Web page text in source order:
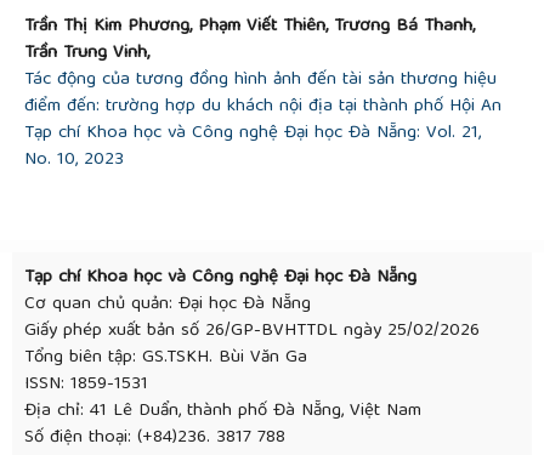
congruity and virtual interactivity on online celebrity
brand equity and fans’ purchase intention”,
of Product and Brand Management, vol. 29, no. 6,
pp. 783-801, 2020.
[18]Xiong, V. Cho, K. M. Law, and L. Lam, “A study
of KOL effectiveness on brand image of skincare
Self-Media Era-Taking Tik Tok as an Example”,
International Workshop and Advance in Social
Scienses (IWASS 2019),2019, pp. 1557-1560.
[20]Abidin, “Mapping internet celebrity on TikTok:
Exploring attention economies and visibility
labours”,Cultural Science Journal, vol. 12, no. 1, pp.
77-103, 2021.
Trần Thị Kim Phương, Phạm Viết Thiên, Trương Bá Thanh,
Trần Trung Vinh,
Tác động của tương đồng hình ảnh đến tài sản thương hiệu
điểm đến: trường hợp du khách nội địa tại thành phố Hội An
Tạp chí Khoa học và Công nghệ Đại học Đà Nẵng: Vol. 21,
No. 10, 2023
Tạp chí Khoa học và Công nghệ Đại học Đà Nẵng
Cơ quan chủ quản: Đại học Đà Nẵng
Giấy phép xuất bản số 26/GP-BVHTTDL ngày 25/02/2026
Tổng biên tập: GS.TSKH. Bùi Văn Ga
ISSN: 1859-1531
Địa chỉ: 41 Lê Duẩn, thành phố Đà Nẵng, Việt Nam
Số điện thoại: (+84)236. 3817 788